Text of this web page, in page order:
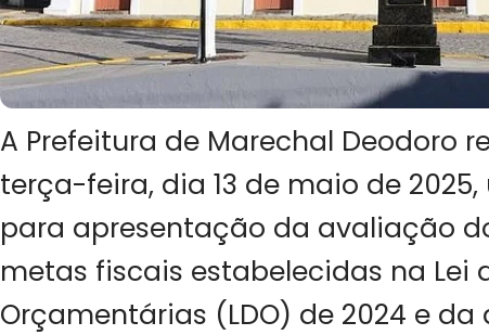
A Prefeitura de Marechal Deodoro
terça-feira, dia 13 de maio de
para apresentação da avaliação
metas fiscais estabelecidas na Lei
Orçamentárias (LDO) de 2024 e